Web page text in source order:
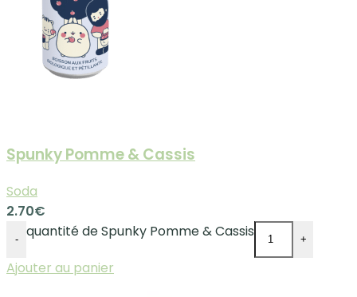
Spunky Pomme & Cassis
Soda
2.70€
- quantité de Spunky Pomme & Cassis +
Ajouter au panier